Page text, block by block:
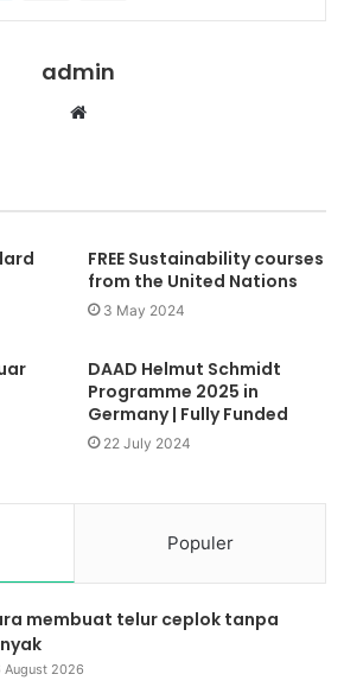
admin
Website
FREE Sustainability courses
from the United Nations
3 May 2024
DAAD Helmut Schmidt
Programme 2025 in
Germany | Fully Funded
22 July 2024
Populer
membuat telur ceplok tanpa
August 2026